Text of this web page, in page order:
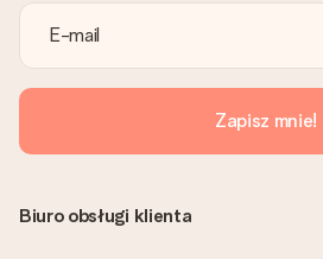
Zapisz mnie!
Biuro obsługi klienta